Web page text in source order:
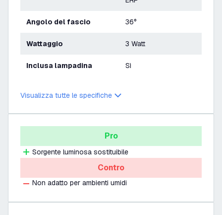
Angolo del fascio 36°
Wattaggio 3 Watt
Inclusa lampadina Sì
Visualizza tutte le specifiche
Pro
Sorgente luminosa sostituibile
Contro
Non adatto per ambienti umidi